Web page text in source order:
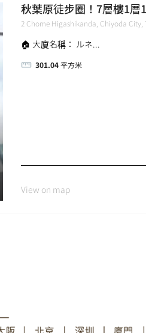
秋葉原徒步圈！7層樓1層
2 Chome Higashikanda, Chiyoda City,
🏠 大廈名稱： ルネ...
301.04平方米
View on map